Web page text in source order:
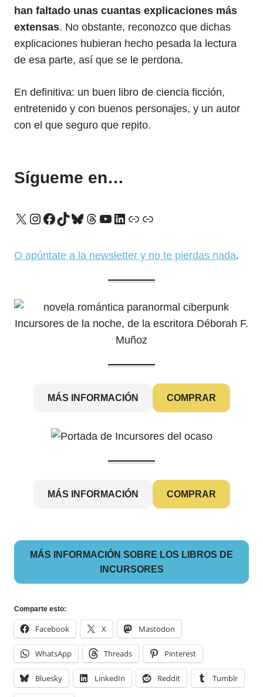
han faltado unas cuantas explicaciones más
extensas. No obstante, reconozco que dichas
explicaciones hubieran hecho pesada la lectura
de esa parte, así que se le perdona.
En definitiva: un buen libro de ciencia ficción,
entretenido y con buenos personajes, y un autor
con el que seguro que repito.
Sígueme en…
X Instagram
Facebook
TikTok
Bluesky
Threads
YouTube
LinkedIn
Enlace
Enlace
O apúntate a la newsletter y no te pierdas nada.
MÁS INFORMACIÓN COMPRAR
MÁS INFORMACIÓN COMPRAR
MÁS INFORMACIÓN SOBRE LOS LIBROS DE
INCURSORES
Comparte esto:
Facebook X Mastodon
WhatsApp Threads Pinterest
Bluesky LinkedIn Reddit Tumblr